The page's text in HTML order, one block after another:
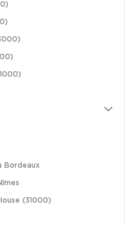
Bordeaux
(31000)